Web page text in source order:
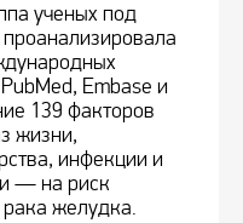
ученых под
Embase и
139 факторов
жизни,
инфекции и
— на риск
рака желудка.